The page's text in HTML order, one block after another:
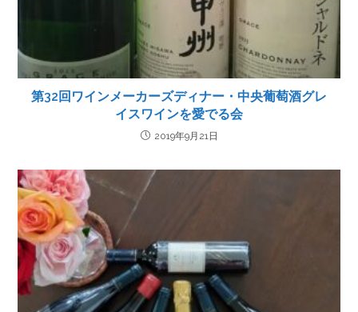
第32回ワインメーカーズディナー・中央葡萄酒グレ
イスワインを愛でる会
2019年9月21日